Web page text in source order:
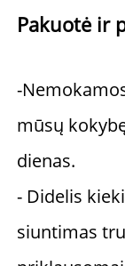
Pakuotė ir
-
mūsų
dienas.
- Didelis
siuntimas